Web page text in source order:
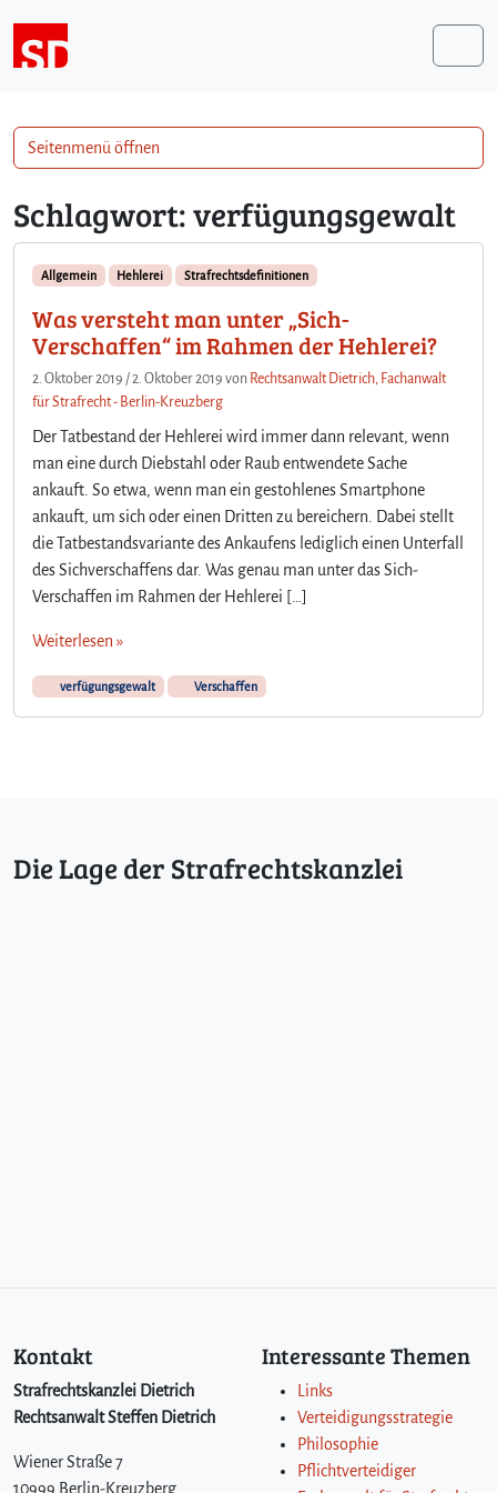
Schlagwort:verfügungsgewalt
Allgemein Hehlerei Strafrechtsdefinitionen
Was versteht man unter „Sich-
Verschaffen“ im Rahmen der Hehlerei?
2. Oktober 2019 /2. Oktober 2019 von Rechtsanwalt Dietrich, Fachanwalt
für Strafrecht - Berlin-Kreuzberg
Der Tatbestand der Hehlerei wird immer dann relevant, wenn
man eine durch Diebstahl oder Raub entwendete Sache
ankauft. So etwa, wenn man ein gestohlenes Smartphone
ankauft, um sich oder einen Dritten zu bereichern. Dabei stellt
die Tatbestandsvariante des Ankaufens lediglich einen Unterfall
des Sichverschaffens dar. Was genau man unter das Sich-
Verschaffen im Rahmen der Hehlerei […]
Weiterlesen »
verfügungsgewalt Verschaffen
Seitenmenü öffnen
Die Lage der Strafrechtskanzlei
Kontakt
Strafrechtskanzlei Dietrich
Rechtsanwalt Steffen Dietrich
Wiener Straße 7
10999 Berlin-Kreuzberg
Interessante Themen
Links
Verteidigungsstrategie
Philosophie
Pflichtverteidiger